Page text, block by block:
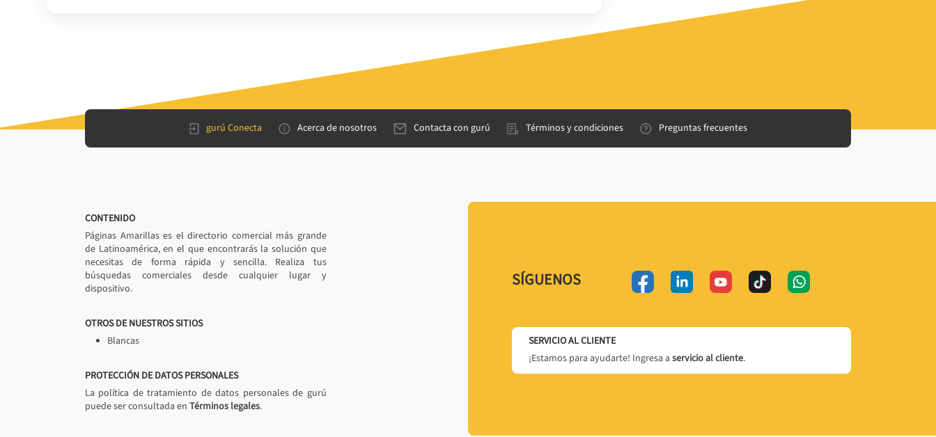
gurú Conecta Acerca de nosotros Contacta con gurú Términos y condiciones Preguntas frecuentes
CONTENIDO
Páginas Amarillas es el directorio comercial más grande
de Latinoamérica, en el que encontrarás la solución que
necesitas de forma rápida y sencilla. Realiza tus
búsquedas comerciales desde cualquier lugar y
dispositivo.
OTROS DE NUESTROS SITIOS
Blancas
PROTECCIÓN DE DATOS PERSONALES
La política de tratamiento de datos personales de gurú
puede ser consultada en Términos legales.
SÍGUENOS
SERVICIO AL CLIENTE
¡Estamos para ayudarte! Ingresa a servicio al cliente.